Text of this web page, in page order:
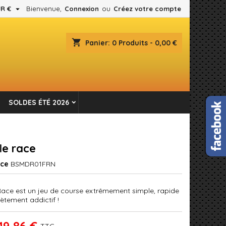
Bienvenue, Connexion ou Créez votre compte
€ 
shopping_cart Panier: 0 Produits - 0,00 €
SOLDES ÉTÉ 2026
race
BSMDR01FRN
est un jeu de course extrêmement simple, rapide
addictif !